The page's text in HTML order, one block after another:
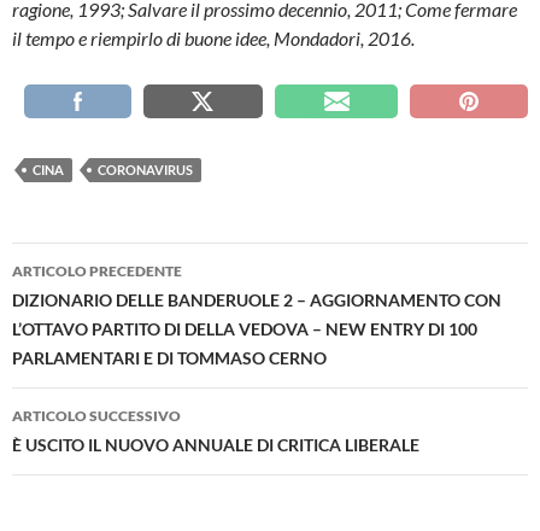
ragione, 1993; Salvare il prossimo decennio, 2011; Come fermare
il tempo e riempirlo di buone idee, Mondadori, 2016.
CINA CORONAVIRUS
Navigazione
articolo
ARTICOLO PRECEDENTE
DIZIONARIO DELLE BANDERUOLE 2 – AGGIORNAMENTO CON
L’OTTAVO PARTITO DI DELLA VEDOVA – NEW ENTRY DI 100
PARLAMENTARI E DI TOMMASO CERNO
ARTICOLO SUCCESSIVO
È USCITO IL NUOVO ANNUALE DI CRITICA LIBERALE